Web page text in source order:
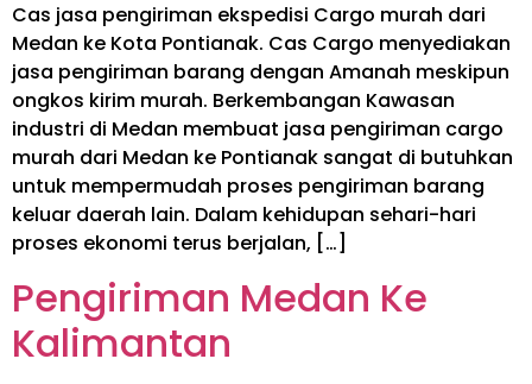
Cas jasa pengiriman ekspedisi Cargo murah dari
Medan ke Kota Pontianak. Cas Cargo menyediakan
jasa pengiriman barang dengan Amanah meskipun
ongkos kirim murah. Berkembangan Kawasan
industri di Medan membuat jasa pengiriman cargo
murah dari Medan ke Pontianak sangat di butuhkan
untuk mempermudah proses pengiriman barang
keluar daerah lain. Dalam kehidupan sehari-hari
proses ekonomi terus berjalan, […]
Pengiriman Medan Ke
Kalimantan